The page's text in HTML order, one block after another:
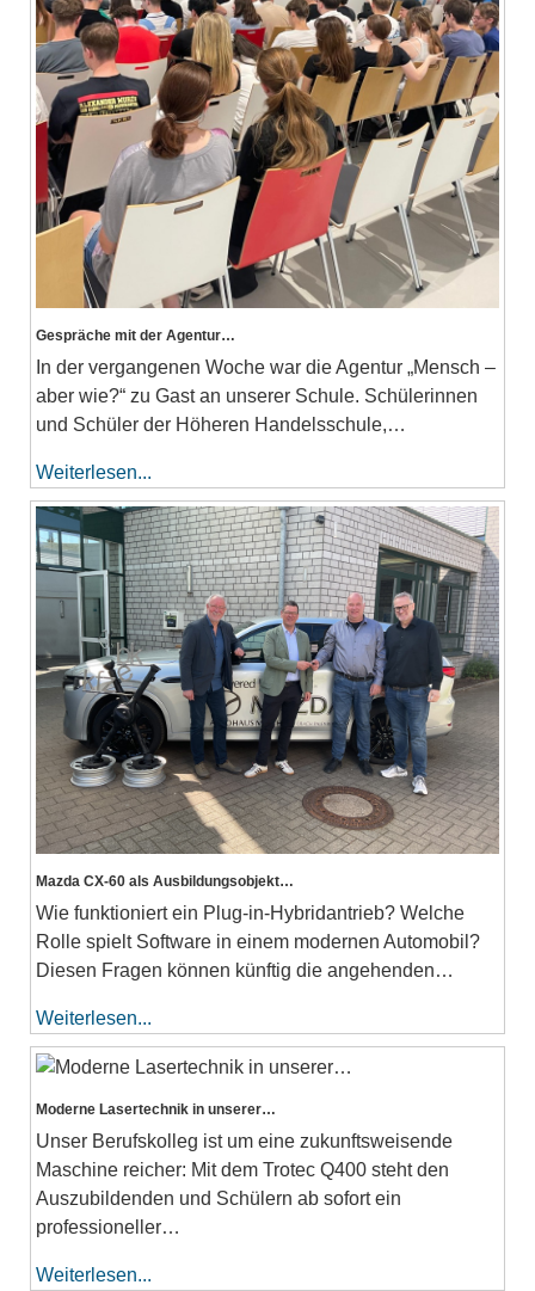
Gespräche mit der Agentur…
In der vergangenen Woche war die Agentur „Mensch –
aber wie?“ zu Gast an unserer Schule. Schülerinnen
und Schüler der Höheren Handelsschule,…
Weiterlesen...
Mazda CX-60 als Ausbildungsobjekt…
Wie funktioniert ein Plug-in-Hybridantrieb? Welche
Rolle spielt Software in einem modernen Automobil?
Diesen Fragen können künftig die angehenden…
Weiterlesen...
Moderne Lasertechnik in unserer…
Unser Berufskolleg ist um eine zukunftsweisende
Maschine reicher: Mit dem Trotec Q400 steht den
Auszubildenden und Schülern ab sofort ein
professioneller…
Weiterlesen...